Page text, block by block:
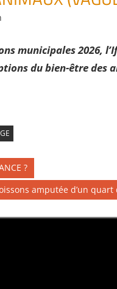
municipales 2026,
du bien-être des
?
amputée d’un quart